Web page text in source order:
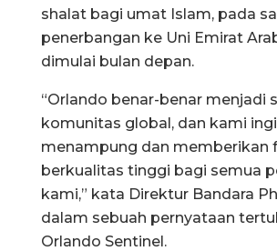
shalat bagi umat Islam, pada
penerbangan ke Uni Emirat
dimulai bulan depan.
“Orlando benar-benar menjadi
komunitas global, dan kami
menampung dan memberikan
berkualitas tinggi bagi semua
kami,” kata Direktur Bandara
dalam sebuah pernyataan
Orlando Sentinel.